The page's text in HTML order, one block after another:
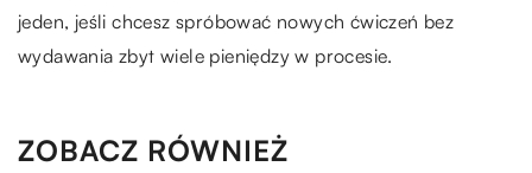
jeden, jeśli chcesz spróbować nowych ćwiczeń bez
wydawania zbyt wiele pieniędzy w procesie.
ZOBACZ RÓWNIEŻ